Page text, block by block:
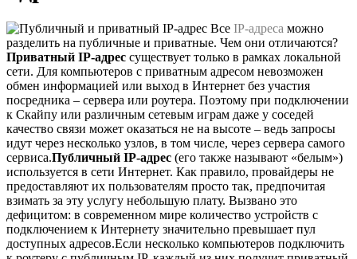
Все IP-адреса можно
разделить на публичные и приватные. Чем они отличаются?
Приватный IP-адрес существует только в рамках локальной
сети. Для компьютеров с приватным адресом невозможен
обмен информацией или выход в Интернет без участия
посредника – сервера или роутера. Поэтому при подключении
к Скайпу или различным сетевым играм даже у соседей
качество связи может оказаться не на высоте – ведь запросы
идут через несколько узлов, в том числе, через сервера самого
сервиса.Публичный IP-адрес (его также называют «белым»)
используется в сети Интернет. Как правило, провайдеры не
предоставляют их пользователям просто так, предпочитая
взимать за эту услугу небольшую плату. Вызвано это
дефицитом: в современном мире количество устройств с
подключением к Интернету значительно превышает пул
доступных адресов.Если несколько компьютеров подключить